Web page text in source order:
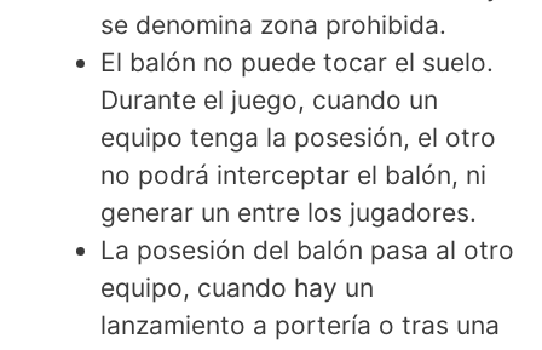
se denomina zona prohibida.
El balón no puede tocar el suelo.
Durante el juego, cuando un
equipo tenga la posesión, el otro
no podrá interceptar el balón, ni
generar un entre los jugadores.
La posesión del balón pasa al otro
equipo, cuando hay un
lanzamiento a portería o tras una